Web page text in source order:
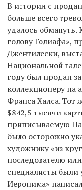
В истории с
больше всего
удалось
голову Голиафа»,
Джентилески,
Национальной
году был продан
коллекционеру на
Франса Халса. Тот
$842,5 тысячи
приписываемую
было осторожно
художнику «из
последователю
специалисты были
Иеронима»